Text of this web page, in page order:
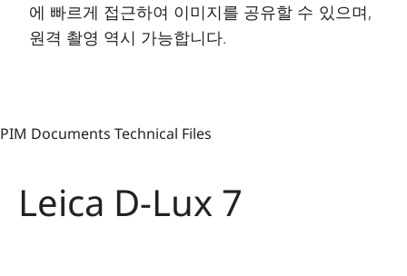
에 빠르게 접근하여 이미지를 공유할 수 있으며,
원격 촬영 역시 가능합니다.
PIM Documents Technical Files
Leica D-Lux 7